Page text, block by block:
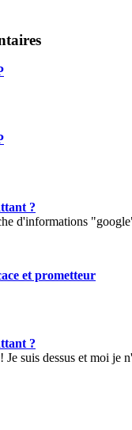
?
d'informations
et prometteur
?
suis dessus et moi je